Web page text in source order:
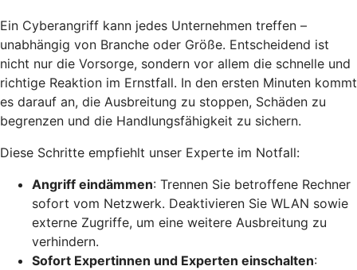
Ein Cyberangriff kann jedes Unternehmen treffen –
unabhängig von Branche oder Größe. Entscheidend ist
nicht nur die Vorsorge, sondern vor allem die schnelle und
richtige Reaktion im Ernstfall. In den ersten Minuten kommt
es darauf an, die Ausbreitung zu stoppen, Schäden zu
begrenzen und die Handlungsfähigkeit zu sichern.
Diese Schritte empfiehlt unser Experte im Notfall:
Angriff eindämmen: Trennen Sie betroffene Rechner
sofort vom Netzwerk. Deaktivieren Sie WLAN sowie
externe Zugriffe, um eine weitere Ausbreitung zu
verhindern.
Sofort Expertinnen und Experten einschalten: